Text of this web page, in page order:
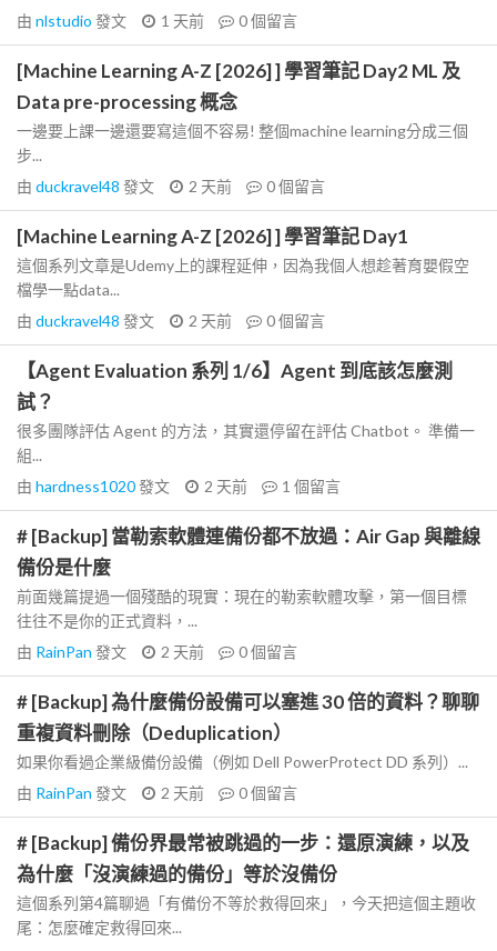
由 nlstudio 發文 1 天前 0個留言
[Machine Learning A-Z [2026] ] 學習筆記 Day2 ML 及
Data pre-processing 概念
一邊要上課一邊還要寫這個不容易! 整個machine learning分成三個
步...
由 duckravel48 發文 2 天前 0個留言
[Machine Learning A-Z [2026] ] 學習筆記 Day1
這個系列文章是Udemy上的課程延伸，因為我個人想趁著育嬰假空
檔學一點data...
由 duckravel48 發文 2 天前 0個留言
【Agent Evaluation 系列 1/6】Agent 到底該怎麼測
試？
很多團隊評估 Agent 的方法，其實還停留在評估 Chatbot。 準備一
組...
由 hardness1020發文 2 天前 1 個留言
# [Backup] 當勒索軟體連備份都不放過：Air Gap 與離線
備份是什麼
前面幾篇提過一個殘酷的現實：現在的勒索軟體攻擊，第一個目標
往往不是你的正式資料，...
由 RainPan 發文 2 天前 0個留言
# [Backup] 為什麼備份設備可以塞進 30 倍的資料？聊聊
重複資料刪除（Deduplication）
如果你看過企業級備份設備（例如 Dell PowerProtect DD 系列）...
由 RainPan 發文 2 天前 0個留言
# [Backup] 備份界最常被跳過的一步：還原演練，以及
為什麼「沒演練過的備份」等於沒備份
這個系列第4篇聊過「有備份不等於救得回來」，今天把這個主題收
尾：怎麼確定救得回來...